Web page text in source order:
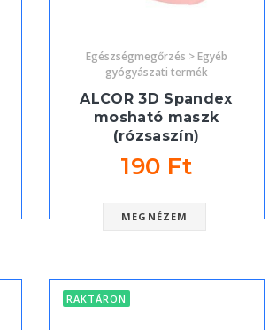
Egészségmegőrzés > Egyéb
gyógyászati termék
ALCOR 3D Spandex
mosható maszk
(rózsaszín)
190 Ft
MEGNÉZEM
RAKTÁRON